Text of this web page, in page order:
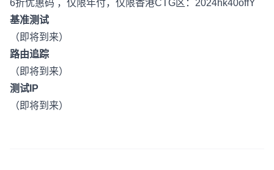
6折优惠码 ，仅限年付，仅限香港CTG区：2024hk40offY
基准测试
（即将到来）
路由追踪
（即将到来）
测试IP
（即将到来）